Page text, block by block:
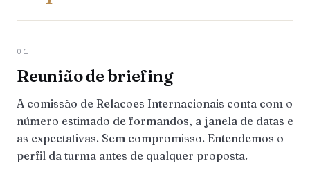
01
Reunião de briefing
A comissão de Relacoes Internacionais conta com o
número estimado de formandos, a janela de datas e
as expectativas. Sem compromisso. Entendemos o
perfil da turma antes de qualquer proposta.